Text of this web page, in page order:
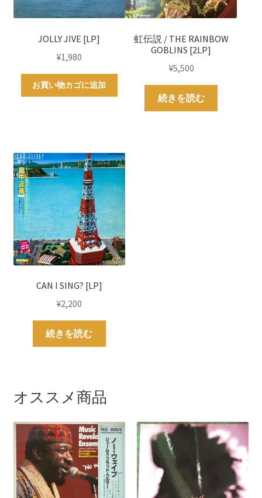
JOLLY JIVE [LP]
¥1,980
お買い物カゴに追加
虹伝説 / THE RAINBOW
GOBLINS [2LP]
¥5,500
続きを読む
CAN I SING? [LP]
¥2,200
続きを読む
オススメ商品